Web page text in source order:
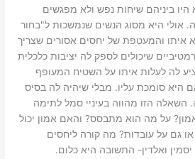
ביניהם שיחות נפש ולא מפגשים
אולי היא מסוג הנשים שנמשכות ל"בחור
איתו והמעטפת של יחסים אסורים שצריך
שיכולים לספק לה יציבות כלכלית
לה לעלות איתו על השטיח המעופף
היא סומכת עליו. מבלי שיהיה לה בסיס
השאלה הזו מהווה בעיניי סמל לתימה
על מה הוא מתבסס? והאם אמון יכול
גם על עובדות? מה קורה ליחסים
ואלדין- התשובה היא כלום.